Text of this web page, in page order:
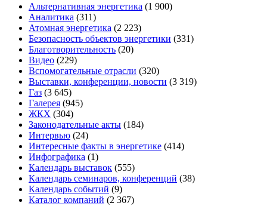
Альтернативная энергетика (1 900)
Аналитика (311)
Атомная энергетика (2 223)
Безопасность объектов энергетики (331)
Благотворительность (20)
Видео (229)
Вспомогательные отрасли (320)
Выставки, конференции, новости (3 319)
Газ (3 645)
Галерея (945)
ЖКХ (304)
Законодательные акты (184)
Интервью (24)
Интересные факты в энергетике (414)
Инфографика (1)
Календарь выставок (555)
Календарь семинаров, конференций (38)
Календарь событий (9)
Каталог компаний (2 367)